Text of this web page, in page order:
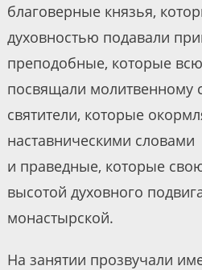
благоверные князья,
духовностью подавали
преподобные, которые
посвящали молитвенному
святители, которые
наставническими словами
и праведные, которые
высотой духовного
монастырской.
На занятии прозвучали